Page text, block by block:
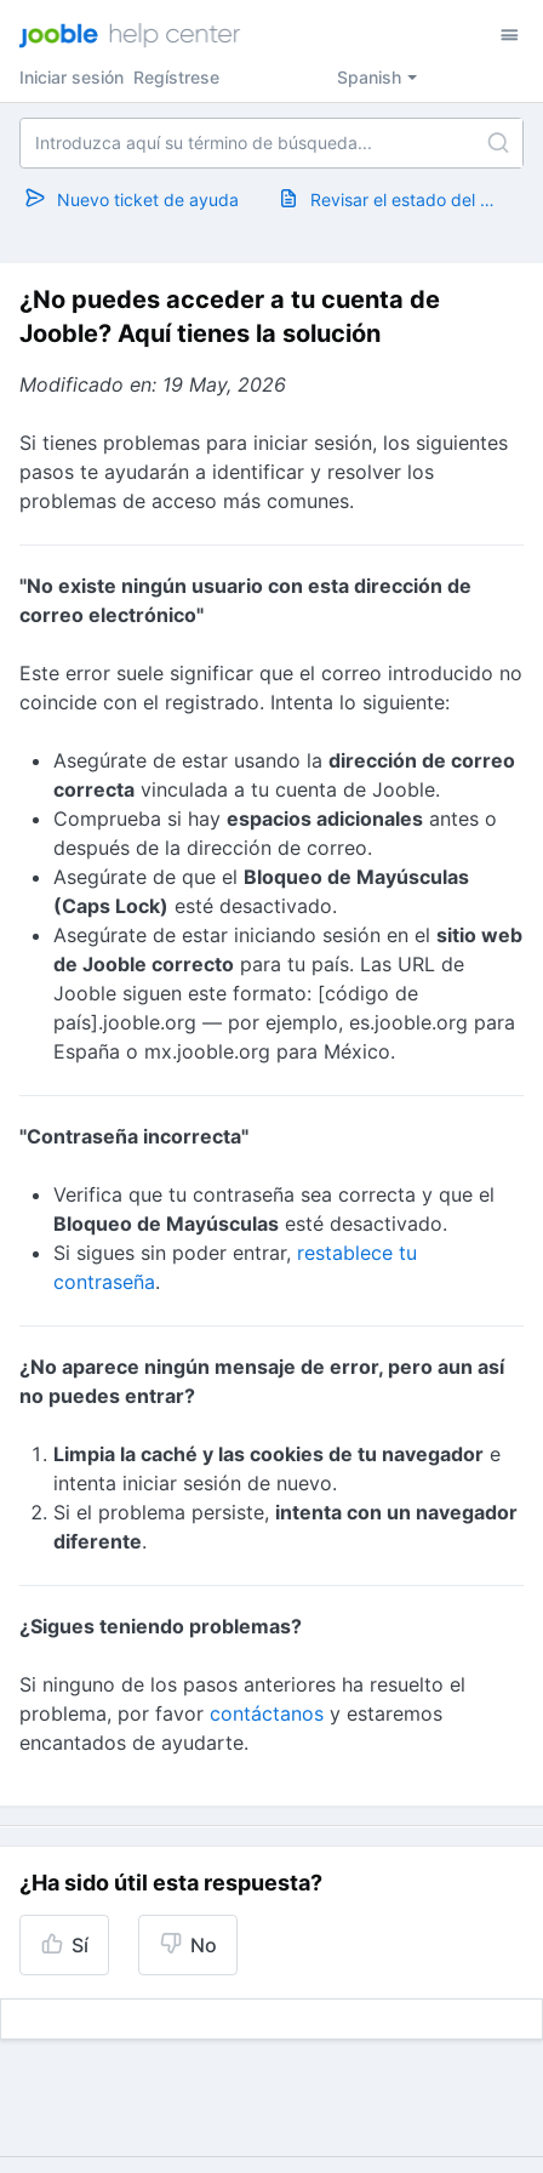
Spanish
Iniciar sesión Regístrese
Nuevo ticket de ayuda Revisar el estado del ticket
¿No puedes acceder a tu cuenta de
Jooble? Aquí tienes la solución
Modificado en: 19 May, 2026
Si tienes problemas para iniciar sesión, los siguientes
pasos te ayudarán a identificar y resolver los
problemas de acceso más comunes.
"No existe ningún usuario con esta dirección de
correo electrónico"
Este error suele significar que el correo introducido no
coincide con el registrado. Intenta lo siguiente:
Asegúrate de estar usando la dirección de correo
correcta vinculada a tu cuenta de Jooble.
Comprueba si hay espacios adicionales antes o
después de la dirección de correo.
Asegúrate de que el Bloqueo de Mayúsculas
(Caps Lock) esté desactivado.
Asegúrate de estar iniciando sesión en el sitio web
de Jooble correcto para tu país. Las URL de
Jooble siguen este formato: [código de
país].jooble.org — por ejemplo, es.jooble.org para
España o mx.jooble.org para México.
"Contraseña incorrecta"
Verifica que tu contraseña sea correcta y que el
Bloqueo de Mayúsculas esté desactivado.
Si sigues sin poder entrar, restablece tu
contraseña.
¿No aparece ningún mensaje de error, pero aun así
no puedes entrar?
Limpia la caché y las cookies de tu navegador e
intenta iniciar sesión de nuevo.
Si el problema persiste, intenta con un navegador
diferente.
¿Sigues teniendo problemas?
Si ninguno de los pasos anteriores ha resuelto el
problema, por favor contáctanos y estaremos
encantados de ayudarte.
¿Ha sido útil esta respuesta?
Sí No